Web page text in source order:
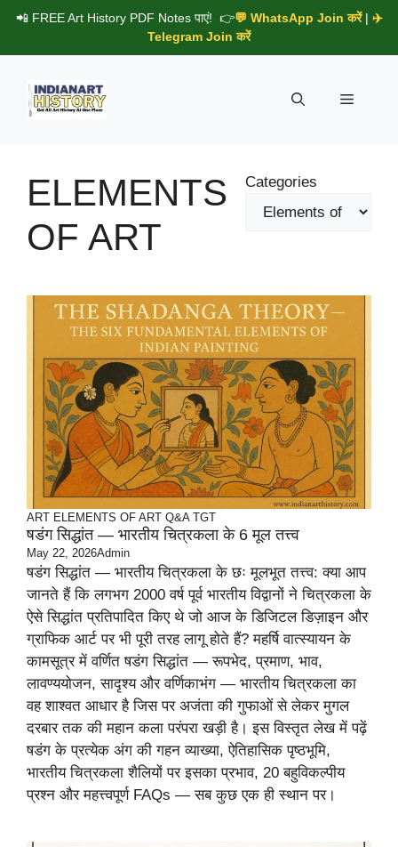
Skip
content
📲 FREE Art History PDF Notes पाएं! 👉💬 WhatsApp Join करें| ✈️
Telegram Join करें
Menu
ELEMENTS
OF ART
Categories
ART ELEMENTS OF ART Q&A TGT
षडंग सिद्धांत — भारतीय चित्रकला के 6 मूल तत्त्व
May 22, 2026Admin
षडंग सिद्धांत — भारतीय चित्रकला के छः मूलभूत तत्त्व: क्या आप
जानते हैं कि लगभग 2000 वर्ष पूर्व भारतीय विद्वानों ने चित्रकला के
ऐसे सिद्धांत प्रतिपादित किए थे जो आज के डिजिटल डिज़ाइन और
ग्राफिक आर्ट पर भी पूरी तरह लागू होते हैं? महर्षि वात्स्यायन के
कामसूत्र में वर्णित षडंग सिद्धांत — रूपभेद, प्रमाण, भाव,
लावण्ययोजन, सादृश्य और वर्णिकाभंग — भारतीय चित्रकला का
वह शाश्वत आधार है जिस पर अजंता की गुफाओं से लेकर मुगल
दरबार तक की महान कला परंपरा खड़ी है। इस विस्तृत लेख में पढ़ें
षडंग के प्रत्येक अंग की गहन व्याख्या, ऐतिहासिक पृष्ठभूमि,
भारतीय चित्रकला शैलियों पर इसका प्रभाव, 20 बहुविकल्पीय
प्रश्न और महत्त्वपूर्ण FAQs — सब कुछ एक ही स्थान पर।